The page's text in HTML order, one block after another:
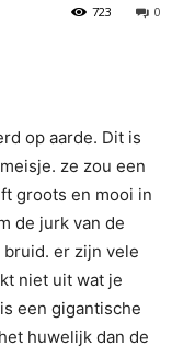
0
723
op aarde. Dit is
ze zou een
groots en mooi in
de jurk van de
er zijn vele
niet uit wat je
een gigantische
huwelijk dan de